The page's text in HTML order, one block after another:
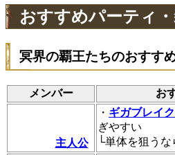
おすすめパーティ
冥界の覇王たちのおすす
メンバー お
主人公
・ ギガブレイク
ぎやすい
└単体を狙うな